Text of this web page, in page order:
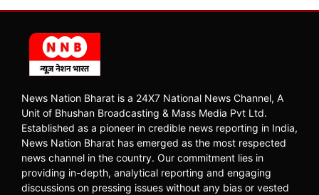
News Nation Bharat is a 24X7 National News Channel, A
Unit of Bhushan Broadcasting & Mass Media Pvt Ltd.
Established as a pioneer in credible news reporting in India,
News Nation Bharat has emerged as the most respected
news channel in the country. Our commitment lies in
providing in-depth, analytical reporting and engaging
discussions on pressing issues without any bias or vested